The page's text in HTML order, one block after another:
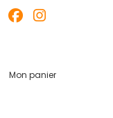
Mon panier